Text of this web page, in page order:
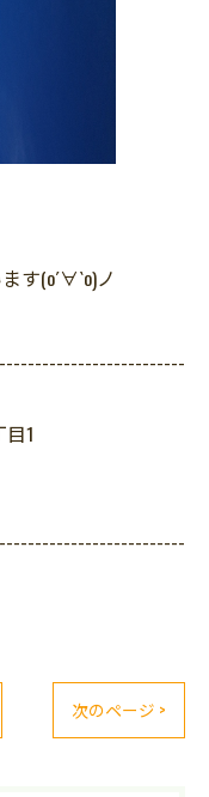
す(о´∀`о)ノ
1
次のページ >